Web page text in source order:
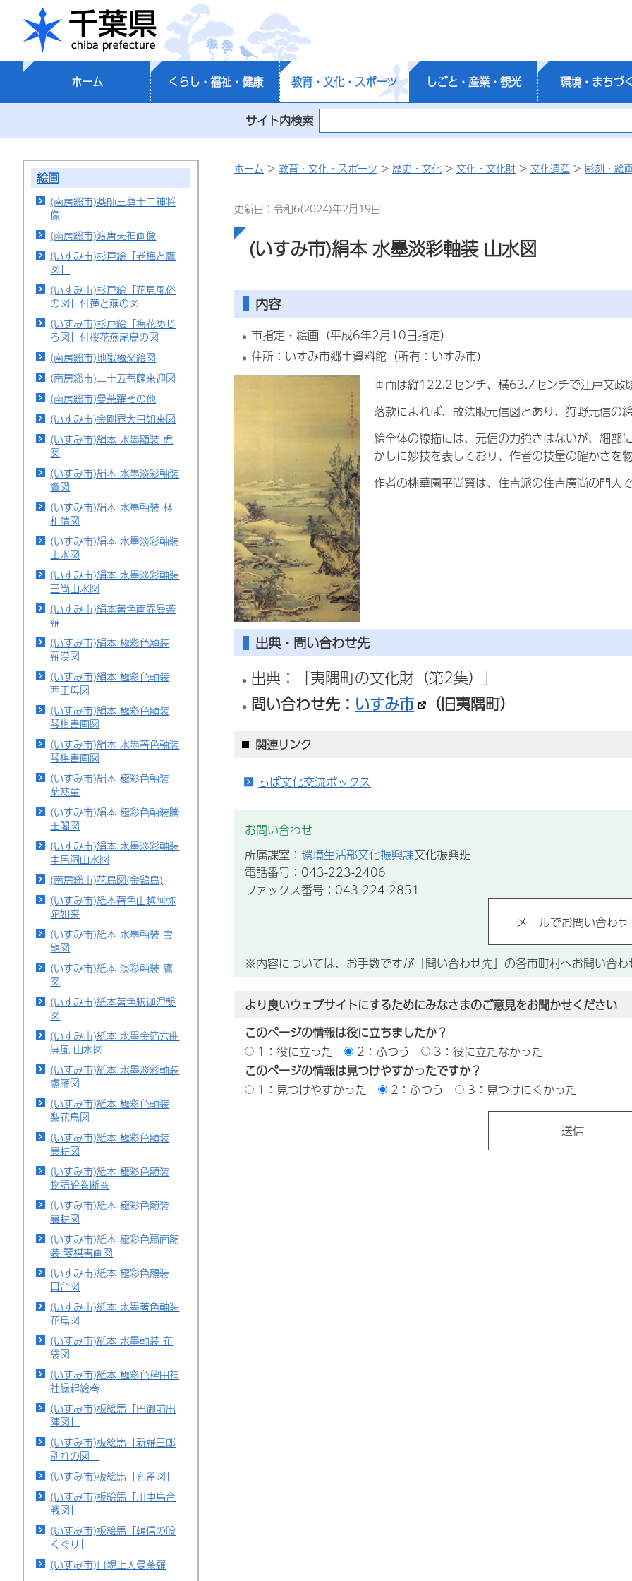
千葉県
ホーム くらし・福祉・健康 教育・文化・スポーツ しごと・産業・観光 環境・まちづ
サイト内検索
絵画
(南房総市)薬師三尊十二神将
像
(南房総市)渡唐天神画像
(いすみ市)杉戸絵「老梅と鷹
図」
(いすみ市)杉戸絵「花見風俗
の図」付蓮と燕の図
(いすみ市)杉戸絵「梅花めじ
ろ図」付桜花燕尾鳥の図
(南房総市)地獄極楽絵図
(南房総市)二十五菩薩来迎図
(南房総市)曼荼羅その他
(いすみ市)金剛界大日如来図
(いすみ市)絹本 水墨額装 虎
図
(いすみ市)絹本 水墨淡彩軸装
鷹図
(いすみ市)絹本 水墨軸装 林
和靖図
(いすみ市)絹本 水墨淡彩軸装
山水図
(いすみ市)絹本 水墨淡彩軸装
三尚山水図
(いすみ市)絹本著色両界曼荼
羅
(いすみ市)絹本 極彩色額装
羅漢図
(いすみ市)絹本 極彩色軸装
西王母図
(いすみ市)絹本 極彩色額装
琴棋書画図
(いすみ市)絹本 水墨著色軸装
琴棋書画図
(いすみ市)絹本 極彩色軸装
菊慈童
(いすみ市)絹本 極彩色軸装縢
王閣図
(いすみ市)絹本 水墨淡彩軸装
中呂洞山水図
(南房総市)花鳥図(金鶏鳥)
(いすみ市)紙本著色山越阿弥
陀如来
(いすみ市)紙本 水墨軸装 雲
龍図
(いすみ市)紙本 淡彩軸装 鷹
図
(いすみ市)紙本著色釈迦涅槃
図
(いすみ市)紙本 水墨金箔六曲
屏風 山水図
(いすみ市)紙本 水墨淡彩軸装
盧雁図
(いすみ市)紙本 極彩色軸装
梨花鳥図
(いすみ市)紙本 極彩色額装
農耕図
(いすみ市)紙本 極彩色額装
物語絵巻断巻
(いすみ市)紙本 極彩色額装
農耕図
(いすみ市)紙本 極彩色扇面額
装 琴棋書画図
(いすみ市)紙本 極彩色額装
貝合図
(いすみ市)紙本 水墨著色軸装
花鳥図
(いすみ市)紙本 水墨軸装 布
袋図
(いすみ市)紙本 極彩色稗田神
社縁起絵巻
(いすみ市)板絵馬「巴御前出
陣図」
(いすみ市)板絵馬「新羅三郎
別れの図」
(いすみ市)板絵馬「孔雀図」
(いすみ市)板絵馬「川中島合
戦図」
(いすみ市)板絵馬「韓信の股
くぐり」
(いすみ市)日親上人曼荼羅
ホーム > 教育・文化・スポーツ > 歴史・文化 > 文化・文化財 > 文化遺産 > 彫刻・絵
更新日：令和6(2024)年2月19日
(いすみ市)絹本 水墨淡彩軸装 山水図
内容
市指定・絵画（平成6年2月10日指定）
住所：いすみ市郷土資料館（所有：いすみ市）
画面は縦122.2センチ、横63.7センチで江戸文政
落款によれば、故法眼元信図とあり、狩野元信の
絵全体の線描には、元信の力強さはないが、細部
かしに妙技を表しており、作者の技量の確かさを
作者の桃華園平尚賢は、住吉派の住吉廣尚の門人で
出典・問い合わせ先
出典：「夷隅町の文化財（第2集）」
問い合わせ先： いすみ市 （旧夷隅町）
関連リンク
ちば文化交流ボックス
お問い合わせ
所属課室： 環境生活部文化振興課文化振興班
電話番号：043-223-2406
ファックス番号：043-224-2851
※内容については、お手数ですが「問い合わせ先」の各市町村へお問い合わ
より良いウェブサイトにするためにみなさまのご意見をお聞かせください
このページの情報は役に立ちましたか？
1：役に立った
2：ふつう
3：役に立たなかった
このページの情報は見つけやすかったですか？
1：見つけやすかった
2：ふつう 3：見つけにくかった